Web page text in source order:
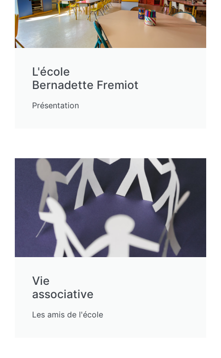
L'école
Bernadette Fremiot
Présentation
Vie
associative
Les amis de l'école